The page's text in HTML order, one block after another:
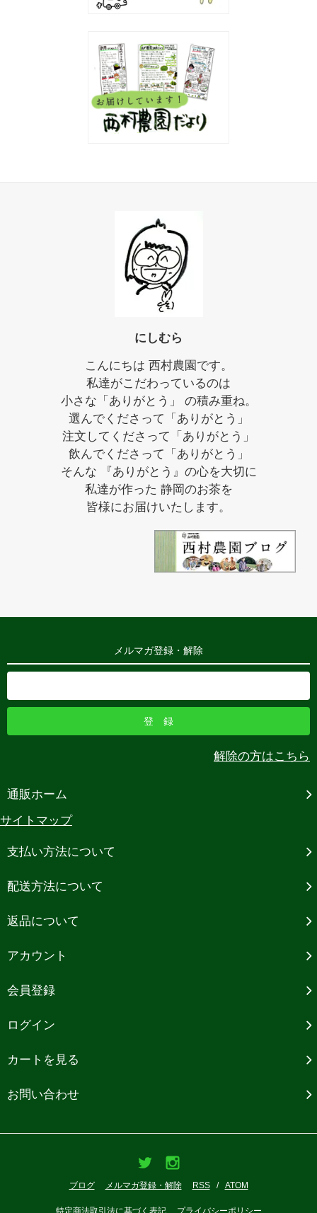
にしむら
こんにちは 西村農園です。
私達がこだわっているのは
小さな「ありがとう」 の積み重ね。
選んでくださって「ありがとう」
注文してくださって「ありがとう」
飲んでくださって「ありがとう」
そんな 『ありがとう』の心を大切に
私達が作った 静岡のお茶を
皆様にお届けいたします。
メルマガ登録・解除
解除の方はこちら
通販ホーム
サイトマップ
支払い方法について
配送方法について
返品について
アカウント
会員登録
ログイン
カートを見る
お問い合わせ
ブログ メルマガ登録・解除 RSS / ATOM
特定商法取引法に基づく表記 プライバシーポリシー